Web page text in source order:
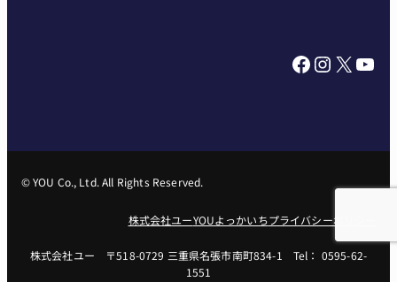
Facebook InstagramX YouTube
© YOU Co., Ltd. All Rights Reserved.
株式会社ユーYOUよっかいちプライバシーポリシー
株式会社ユー 〒518-0729 三重県名張市南町834-1 Tel： 0595-62-
1551